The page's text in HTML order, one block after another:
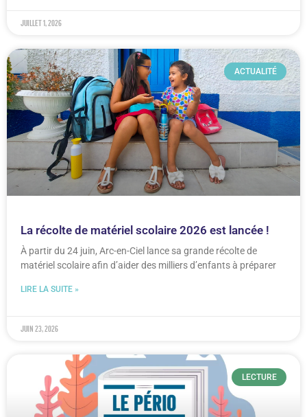
juillet 1, 2026
ACTUALITÉ
La récolte de matériel scolaire 2026 est lancée !
À partir du 24 juin, Arc-en-Ciel lance sa grande récolte de
matériel scolaire afin d’aider des milliers d’enfants à préparer
LIRE LA SUITE »
juin 23, 2026
LECTURE